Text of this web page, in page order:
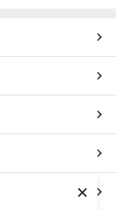
×